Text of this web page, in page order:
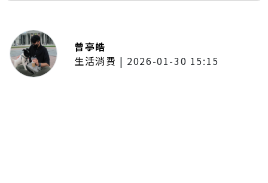
曾亭皓
生活消費 | 2026-01-30 15:15